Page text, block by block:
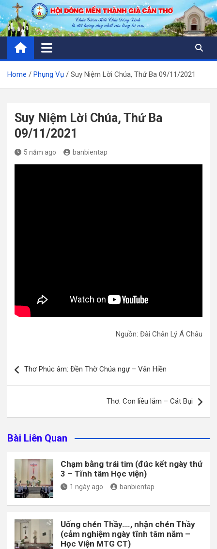
Skip
to
content
Home Phụng Vụ Suy Niệm Lời Chúa, Thứ Ba 09/11/2021
Suy Niệm Lời Chúa, Thứ Ba
09/11/2021
5 năm ago banbientap
Nguồn: Đài Chân Lý Á Châu
hướng
Thơ Phúc âm: Đền Thờ Chúa ngự – Vân Hiền
Thơ: Con liều lắm – Cát Bụi
Bài Liên Quan
Chạm bằng trái tim (đúc kết ngày thứ
3 – Tĩnh tâm Học viện)
1 ngày ago banbientap
Uống chén Thầy…., nhận chén Thầy
(cảm nghiệm ngày tĩnh tâm năm –
Học Viện MTG CT)